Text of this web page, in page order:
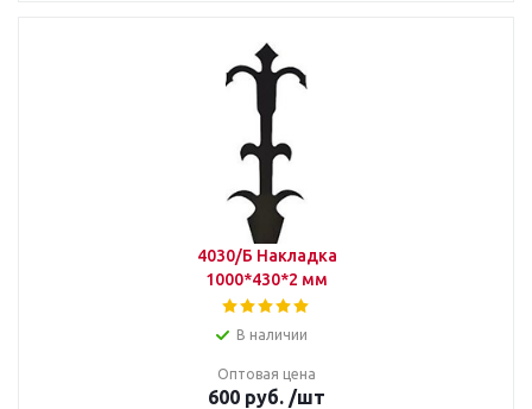
4030/Б Накладка
1000*430*2 мм
В наличии
Оптовая цена
600 руб. /шт